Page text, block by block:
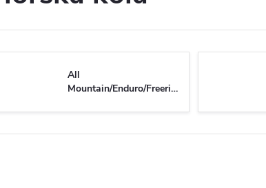
All
Mountain/Enduro/Freeride